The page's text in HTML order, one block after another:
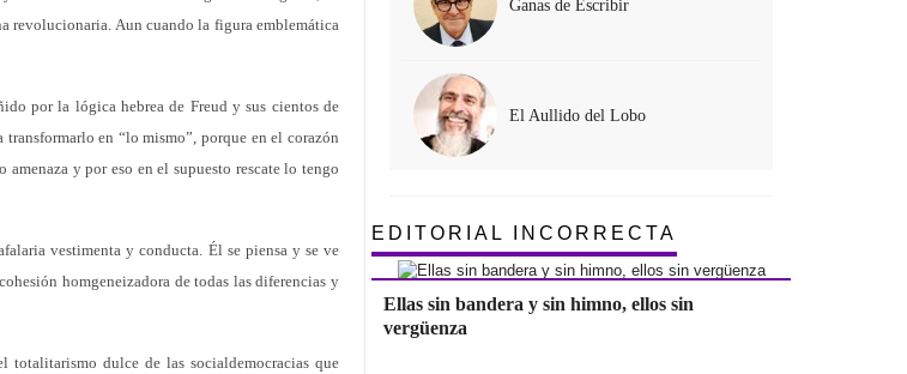
revolucionaria. Aun cuando la figura emblemática
por la lógica hebrea de Freud y sus cientos de
en “lo mismo”, porque en el corazón
y por eso en el supuesto rescate lo tengo
vestimenta y conducta. Él se piensa y se ve
homgeneizadora de todas las diferencias y
dulce de las socialdemocracias que
Ganas de Escribir
El Aullido del Lobo
EDITORIAL INCORRECTA
Ellas sin bandera y sin himno, ellos sin
vergüenza